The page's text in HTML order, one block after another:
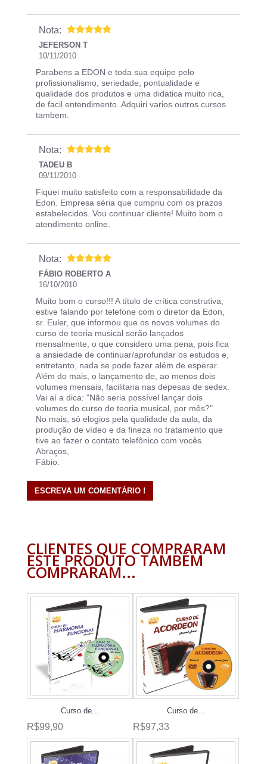
Nota:
JEFERSON T
10/11/2010
Parabens a EDON e toda sua equipe pelo
profissionalismo, seriedade, pontualidade e
qualidade dos produtos e uma didatica muito rica,
de facil entendimento. Adquiri varios outros cursos
tambem.
Nota:
TADEU B
09/11/2010
Fiquei muito satisfeito com a responsabilidade da
Edon. Empresa séria que cumpriu com os prazos
estabelecidos. Vou continuar cliente! Muito bom o
atendimento online.
Nota:
FÁBIO ROBERTO A
16/10/2010
Muito bom o curso!!! A título de crítica construtiva,
estive falando por telefone com o diretor da Edon,
sr. Euler, que informou que os novos volumes do
curso de teoria musical serão lançados
mensalmente, o que considero uma pena, pois fica
a ansiedade de continuar/aprofundar os estudos e,
entretanto, nada se pode fazer além de esperar.
Além do mais, o lançamento de, ao menos dois
volumes mensais, facilitaria nas depesas de sedex.
Vai aí a dica: "Não seria possível lançar dois
volumes do curso de teoria musical, por mês?"
No mais, só elogios pela qualidade da aula, da
produção de vídeo e da fineza no tratamento que
tive ao fazer o contato telefônico com vocês.
Abraços,
Fábio.
ESCREVA UM COMENTÁRIO !
CLIENTES QUE COMPRARAM
ESTE PRODUTO TAMBÉM
COMPRARAM...
Curso de...
R$99,90
Curso de...
R$97,33